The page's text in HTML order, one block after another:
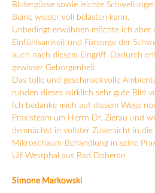
Blutergüsse sowie leichte
Beine wieder voll belasten kann.
Unbedingt erwähnen möchte ich aber
Einfühlsamkeit und Fürsorge der
auch nach diesem Eingriff. Dadurch
gewisser Geborgenheit.
Das tolle und geschmackvolle
runden dieses wirklich sehr gute Bild
Ich bedanke mich auf diesem Wege
Praxisteam um Herrn Dr. Zierau und
demnächst in vollster Zuversicht in die
Mikroschaum-Behandlung in seine
Ulf Westphal aus Bad Doberan
Simone Markowski